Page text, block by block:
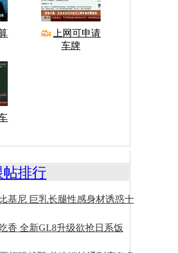
上网可申请
车牌
帖排行
基尼 巨乳长腿性感身材诱惑十
香 全新GL8升级欲抢日系饭